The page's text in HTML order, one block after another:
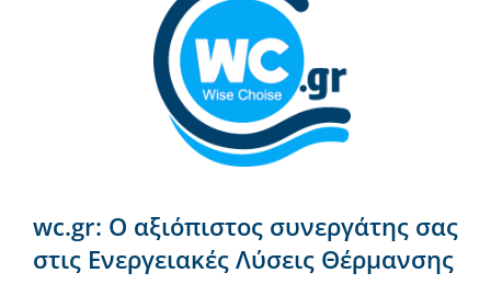
wc.gr: Ο αξιόπιστος συνεργάτης σας
στις Ενεργειακές Λύσεις Θέρμανσης